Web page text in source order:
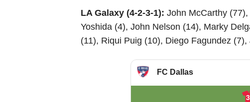
LA Galaxy (4-2-3-1): John McCarthy
Yoshida (4), John Nelson (14), Marky
(11), Riqui Puig (10), Diego Fagundez
FC Dallas